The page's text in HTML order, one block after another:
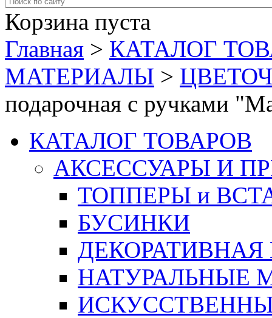
Корзина пуста
Главная > КАТАЛОГ
МАТЕРИАЛЫ >
подарочная с ручками
КАТАЛОГ ТОВАРОВ
АКСЕССУАРЫ И
ТОППЕРЫ и
БУСИНКИ
ДЕКОРАТИВНАЯ
НАТУРАЛЬНЫЕ